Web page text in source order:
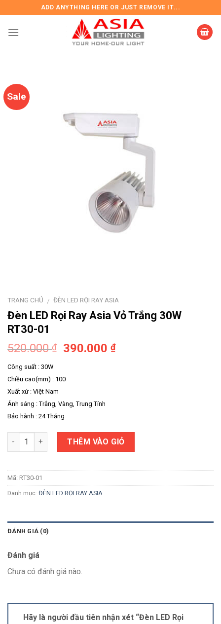
content
ADD ANYTHING HERE OR JUST REMOVE IT...
Sale
TRANG CHỦ / ĐÈN LED RỌI RAY ASIA
Đèn LED Rọi Ray Asia Vỏ Trắng 30W
RT30-01
520.000₫ 390.000₫
Công suất : 30W
Chiều cao(mm) : 100
Xuất xứ : Việt Nam
Ánh sáng : Trắng, Vàng, Trung Tính
Bảo hành : 24 Tháng
Số lượng THÊM VÀO GIỎ
Mã: RT30-01
Danh mục: ĐÈN LED RỌI RAY ASIA
ĐÁNH GIÁ (0)
Đánh giá
Chưa có đánh giá nào.
Hãy là người đầu tiên nhận xét “Đèn LED Rọi